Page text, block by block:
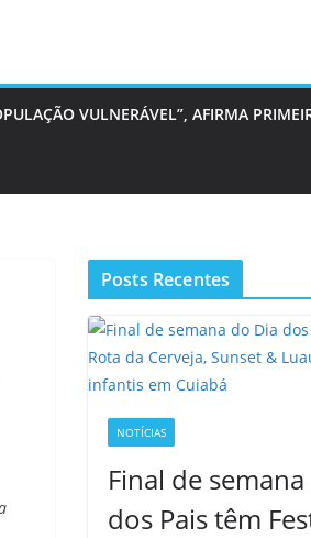
VULNERÁVEL”, AFIRMA
Posts Recentes
NOTÍCIAS
Final de
dos Pais têm